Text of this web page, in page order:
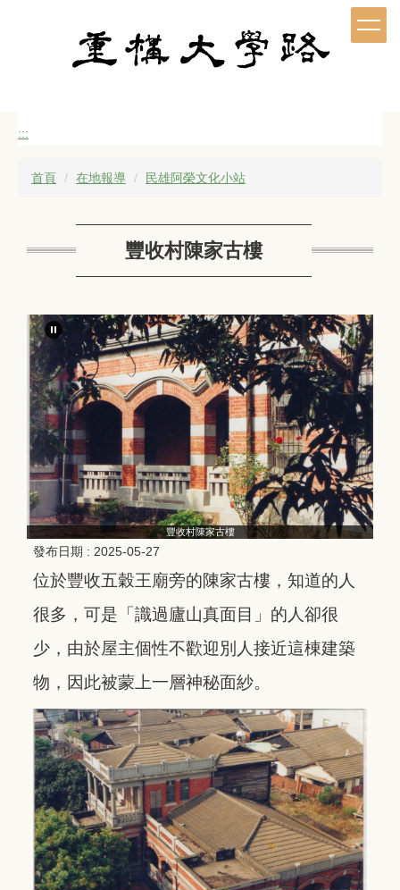
:::
首頁 在地報導 民雄阿榮文化小站
豐收村陳家古樓
豐收村陳家古樓
發布日期 : 2025-05-27
位於豐收五穀王廟旁的陳家古樓，知道的人
很多，可是「識過廬山真面目」的人卻很
少，由於屋主個性不歡迎別人接近這棟建築
物，因此被蒙上一層神秘面紗。